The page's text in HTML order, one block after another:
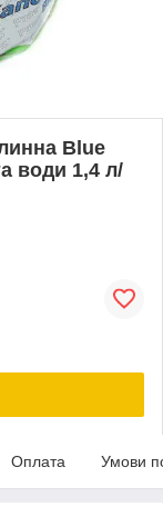
Blue
води 1,4 л/
Оплата Умови